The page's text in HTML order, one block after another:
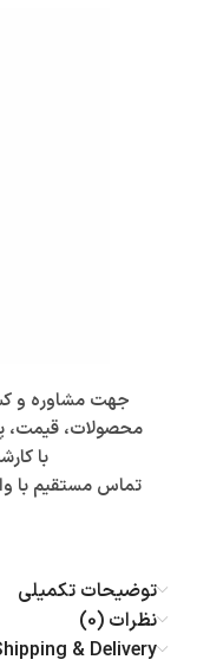
جهت مشاوره و
محصولات، قیمت،
با
تماس مستقیم با
توضیحات تکمیلی
نظرات (0)
& Delivery